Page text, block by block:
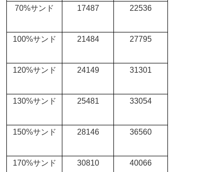
70%サンド 17487 22536
100%サンド 21484 27795
120%サンド 24149 31301
130%サンド 25481 33054
150%サンド 28146 36560
170%サンド 30810 40066